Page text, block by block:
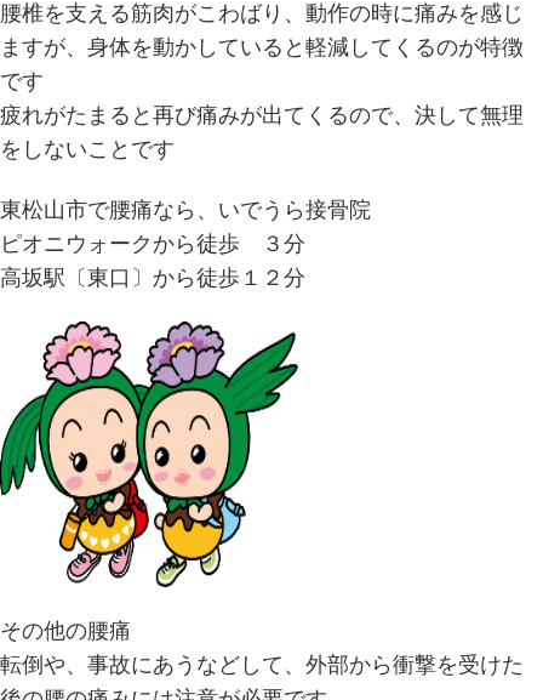
腰椎を支える筋肉がこわばり、動作の時に痛みを感じ
ますが、身体を動かしていると軽減してくるのが特徴
です
疲れがたまると再び痛みが出てくるので、決して無理
をしないことです
東松山市で腰痛なら、いでうら接骨院
ピオニウォークから徒歩 ３分
高坂駅〔東口〕から徒歩１２分
その他の腰痛
転倒や、事故にあうなどして、外部から衝撃を受けた